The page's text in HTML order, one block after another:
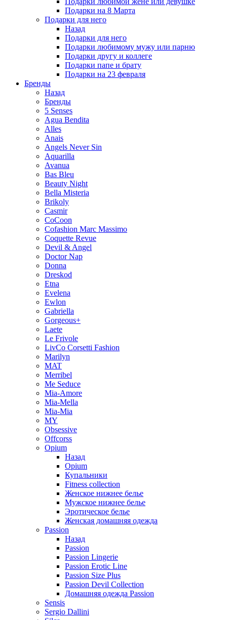
Подарки на 8 Марта
Подарки для него
Назад
Подарки для него
Подарки любимому мужу или парню
Подарки другу и коллеге
Подарки папе и брату
Подарки на 23 февраля
Бренды
Назад
Бренды
5 Senses
Agua Bendita
Alles
Anais
Angels Never Sin
Aquarilla
Avanua
Bas Bleu
Beauty Night
Bella Misteria
Brikoly
Casmir
CoCoon
Cofashion Marc Massimo
Coquette Revue
Devil & Angel
Doctor Nap
Donna
Dreskod
Etna
Evelena
Ewlon
Gabriella
Gorgeous+
Laete
Le Frivole
LivCo Corsetti Fashion
Marilyn
MAT
Merribel
Me Seduce
Mia-Amore
Mia-Mella
Mia-Mia
MY
Obsessive
Offcorss
Opium
Назад
Opium
Купальники
Fitness collection
Женское нижнее белье
Мужское нижнее белье
Эротическое белье
Женская домашняя одежда
Passion
Назад
Passion
Passion Lingerie
Passion Erotic Line
Passion Size Plus
Passion Devil Collection
Домашняя одежда Passion
Sensis
Sergio Dallini